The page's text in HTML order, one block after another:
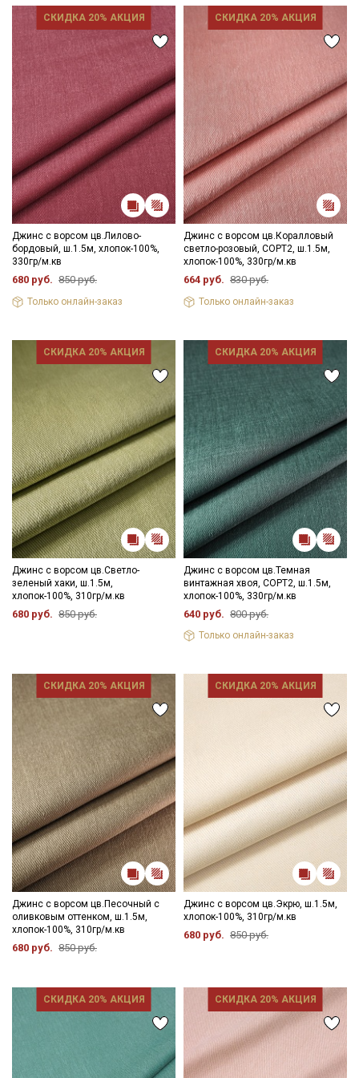
СКИДКА 20% АКЦИЯ
Джинс с ворсом цв.Лилово-
бордовый, ш.1.5м, хлопок-100%,
330гр/м.кв
680 руб. 850 руб.
Только онлайн-заказ
СКИДКА 20% АКЦИЯ
Джинс с ворсом цв.Коралловый
светло-розовый, СОРТ2, ш.1.5м,
хлопок-100%, 330гр/м.кв
664 руб. 830 руб.
Только онлайн-заказ
СКИДКА 20% АКЦИЯ
Джинс с ворсом цв.Светло-
зеленый хаки, ш.1.5м,
хлопок-100%, 310гр/м.кв
680 руб. 850 руб.
СКИДКА 20% АКЦИЯ
Джинс с ворсом цв.Темная
винтажная хвоя, СОРТ2, ш.1.5м,
хлопок-100%, 330гр/м.кв
640 руб. 800 руб.
Только онлайн-заказ
СКИДКА 20% АКЦИЯ
Джинс с ворсом цв.Песочный с
оливковым оттенком, ш.1.5м,
хлопок-100%, 310гр/м.кв
680 руб. 850 руб.
СКИДКА 20% АКЦИЯ
Джинс с ворсом цв.Экрю, ш.1.5м,
хлопок-100%, 310гр/м.кв
680 руб. 850 руб.
СКИДКА 20% АКЦИЯ СКИДКА 20% АКЦИЯ
Секретная рассылка от Купава
Мы публикуем здесь дополнительные
промокоды и скидки до 30% на узкие